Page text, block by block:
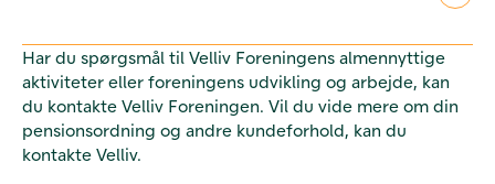
Har du spørgsmål til Velliv Foreningens almennyttige
aktiviteter eller foreningens udvikling og arbejde, kan
du kontakte Velliv Foreningen. Vil du vide mere om din
pensionsordning og andre kundeforhold, kan du
kontakte Velliv.